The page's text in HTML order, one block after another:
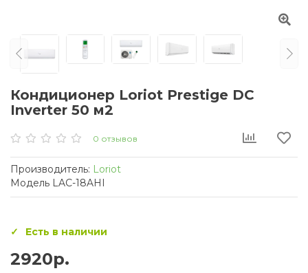
Кондиционер Loriot Prestige DC
Inverter 50 м2
0 отзывов
Производитель: Loriot
Модель LAC-18AHI
Есть в наличии
2920р.